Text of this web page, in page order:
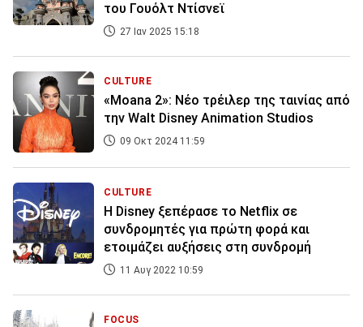
του Γουόλτ Ντίσνεϊ
27 Ιαν 2025 15:18
CULTURE
«Moana 2»: Νέο τρέιλερ της ταινίας από
την Walt Disney Animation Studios
09 Οκτ 2024 11:59
CULTURE
Η Disney ξεπέρασε το Netflix σε
συνδρομητές για πρώτη φορά και
ετοιμάζει αυξήσεις στη συνδρομή
11 Αυγ 2022 10:59
FOCUS